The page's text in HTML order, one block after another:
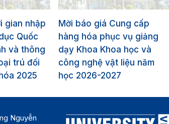
gian nhập
Quốc
và thông
trú đối
2025
Mời báo giá Cung cấp
hàng hóa phục vụ giảng
dạy Khoa Khoa học và
công nghệ vật liệu năm
học 2026-2027
Nguyễn